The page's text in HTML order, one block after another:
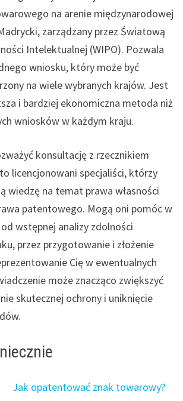
na arenie międzynarodowej
zarządzany przez Światową
Intelektualnej (WIPO). Pozwala
wniosku, który może być
na wiele wybranych krajów. Jest
i bardziej ekonomiczna metoda niż
wniosków w każdym kraju.
konsultację z rzecznikiem
licencjonowani specjaliści, którzy
wiedzę na temat prawa własności
patentowego. Mogą oni pomóc w
od wstępnej analizy zdolności
przez przygotowanie i złożenie
Cię w ewentualnych
może znacząco zwiększyć
skutecznej ochrony i uniknięcie
Jak opatentować znak towarowy?